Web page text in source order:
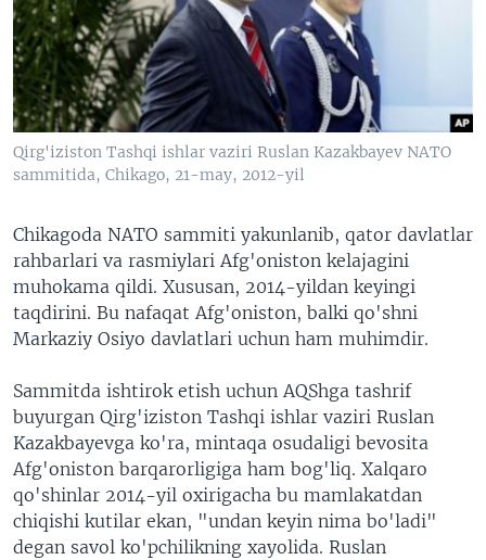
VIDEO
XABARLAR SURATLARDA
ODNOKLASSNIKI
TELEGRAM
TWITTER
SOUNDCLOUD
VOA
Qirg'iziston Tashqi ishlar vaziri Ruslan Kazakbayev NATO
sammitida, Chikago, 21-may, 2012-yil
Chikagoda NATO sammiti yakunlanib, qator davlatlar
rahbarlari va rasmiylari Afg'oniston kelajagini
muhokama qildi. Xususan, 2014-yildan keyingi
taqdirini. Bu nafaqat Afg'oniston, balki qo'shni
Markaziy Osiyo davlatlari uchun ham muhimdir.
Sammitda ishtirok etish uchun AQShga tashrif
buyurgan Qirg'iziston Tashqi ishlar vaziri Ruslan
Kazakbayevga ko'ra, mintaqa osudaligi bevosita
Afg'oniston barqarorligiga ham bog'liq. Xalqaro
qo'shinlar 2014-yil oxirigacha bu mamlakatdan
chiqishi kutilar ekan, "undan keyin nima bo'ladi"
degan savol ko'pchilikning xayolida. Ruslan